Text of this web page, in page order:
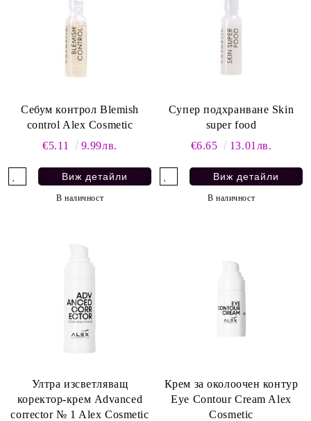
Себум контрол Blemish
control Alex Cosmetic
€5.11
9.99лв.
Виж детайли
В наличност
Супер подхранване Skin
super food
€6.65
13.01лв.
Виж детайли
В наличност
Ултра изсветляващ
коректор-крем Advanced
corrector № 1 Alex Cosmetic
Крем за околоочен контур
Eye Contour Cream Alex
Cosmetic